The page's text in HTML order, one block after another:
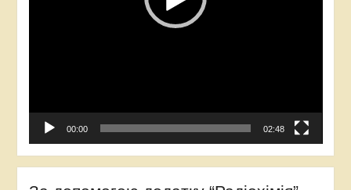
00:00 02:48